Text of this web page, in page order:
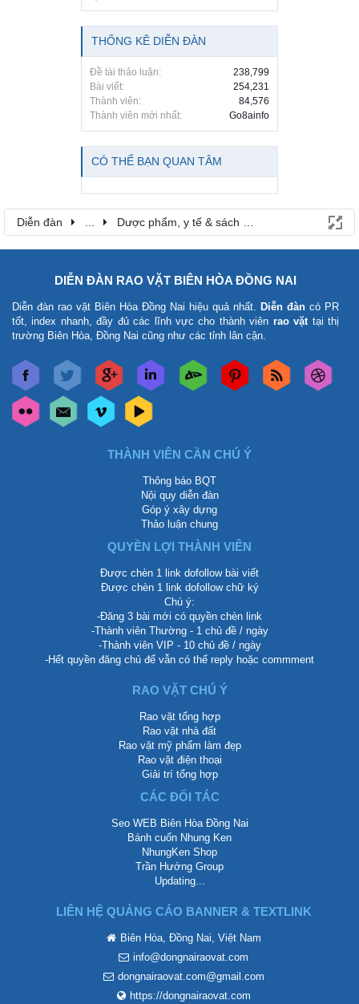
THỐNG KÊ DIỄN ĐÀN
Đề tài thảo luận:
238,799
Bài viết:
254,231
Thành viên:
84,576
Thành viên mới nhất:
Go8ainfo
CÓ THỂ BẠN QUAN TÂM
Diễn đàn Dược phẩm, y tế & sách báo
DIỄN ĐÀN RAO VẶT BIÊN HÒA ĐỒNG NAI
Diễn đàn rao vặt Biên Hòa Đồng Nai hiệu quả nhất. Diễn đàn có PR
tốt, index nhanh, đầy đủ các lĩnh vực cho thành viên rao vặt tại thị
trường Biên Hòa, Đồng Nai cũng như các tỉnh lân cận.
THÀNH VIÊN CẦN CHÚ Ý
Thông báo BQT
Nội quy diễn đàn
Góp ý xây dựng
Thảo luận chung
QUYỀN LỢI THÀNH VIÊN
Được chèn 1 link dofollow bài viết
Được chèn 1 link dofollow chữ ký
Chú ý:
-Đăng 3 bài mới có quyền chèn link
-Thành viên Thường - 1 chủ đề / ngày
-Thành viên VIP - 10 chủ đề / ngày
-Hết quyền đăng chủ để vẫn có thể reply hoặc commment
RAO VẶT CHÚ Ý
Rao vặt tổng hợp
Rao vặt nhà đất
Rao vặt mỹ phẩm làm đẹp
Rao vặt điện thoại
Giải trí tổng hợp
CÁC ĐỐI TÁC
Seo WEB Biên Hòa Đồng Nai
Bánh cuốn Nhung Ken
NhungKen Shop
Trần Hướng Group
Updating...
LIÊN HỆ QUẢNG CÁO BANNER & TEXTLINK
Biên Hòa, Đồng Nai, Việt Nam
info@dongnairaovat.com
dongnairaovat.com@gmail.com
https://dongnairaovat.com